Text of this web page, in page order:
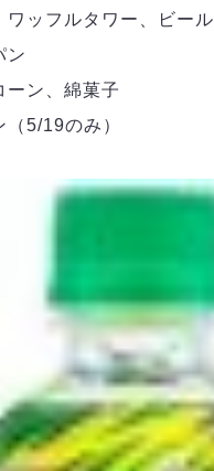
ワッフルタワー、ビール
ン
ーン、綿菓子
（5/19のみ）